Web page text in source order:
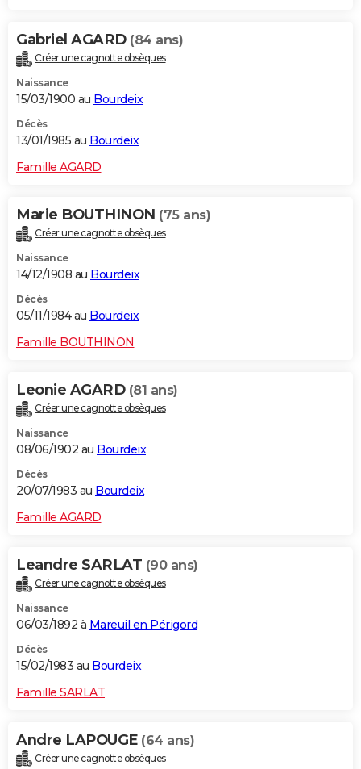
Gabriel AGARD (84 ans)
Créer une cagnotte obsèques
Naissance
15/03/1900 au Bourdeix
Décès
13/01/1985 au Bourdeix
Famille AGARD
Marie BOUTHINON (75 ans)
Créer une cagnotte obsèques
Naissance
14/12/1908 au Bourdeix
Décès
05/11/1984 au Bourdeix
Famille BOUTHINON
Leonie AGARD (81 ans)
Créer une cagnotte obsèques
Naissance
08/06/1902 au Bourdeix
Décès
20/07/1983 au Bourdeix
Famille AGARD
Leandre SARLAT (90 ans)
Créer une cagnotte obsèques
Naissance
06/03/1892 à Mareuil en Périgord
Décès
15/02/1983 au Bourdeix
Famille SARLAT
Andre LAPOUGE (64 ans)
Créer une cagnotte obsèques